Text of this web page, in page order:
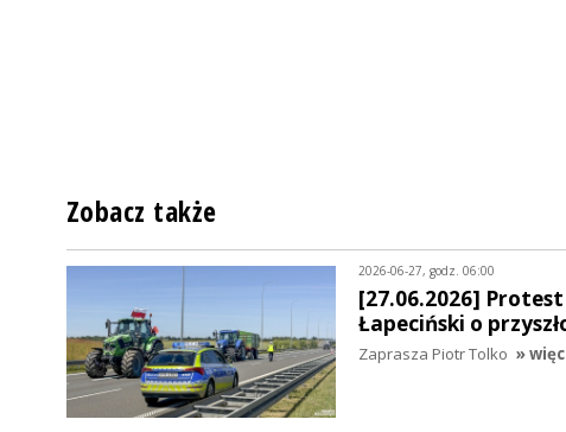
Zobacz także
2026-06-27, godz. 06:00
[27.06.2026]
Łapeciński o
Zaprasza Piotr Tolko »